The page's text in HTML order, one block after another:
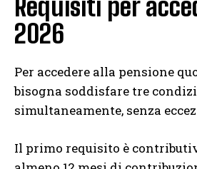
Requisiti per
2026
Per accedere alla pensione
bisogna soddisfare tre
simultaneamente, senza
Il primo requisito è